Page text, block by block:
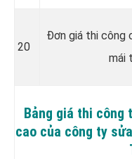
20
Đơn giá thi công
mái
Bảng giá thi công
cao của công ty